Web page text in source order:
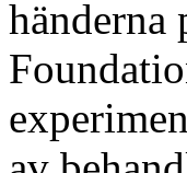
händerna